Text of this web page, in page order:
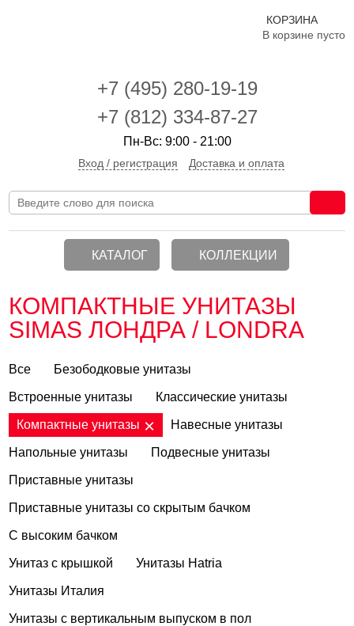
+7 (495) 280-19-19
+7 (812) 334-87-27
Пн-Вс: 9:00 - 21:00
Вход / регистрация Доставка и оплата
КОРЗИНА
В корзине пусто
КАТАЛОГ КОЛЛЕКЦИИ
КОМПАКТНЫЕ УНИТАЗЫ
SIMAS ЛОНДРА / LONDRA
Все Безободковые унитазы
Встроенные унитазы Классические унитазы
Компактные унитазы Навесные унитазы
Напольные унитазы Подвесные унитазы
Приставные унитазы
Приставные унитазы со скрытым бачком
С высоким бачком
Унитаз с крышкой Унитазы Hatria
Унитазы Италия
Унитазы с вертикальным выпуском в пол